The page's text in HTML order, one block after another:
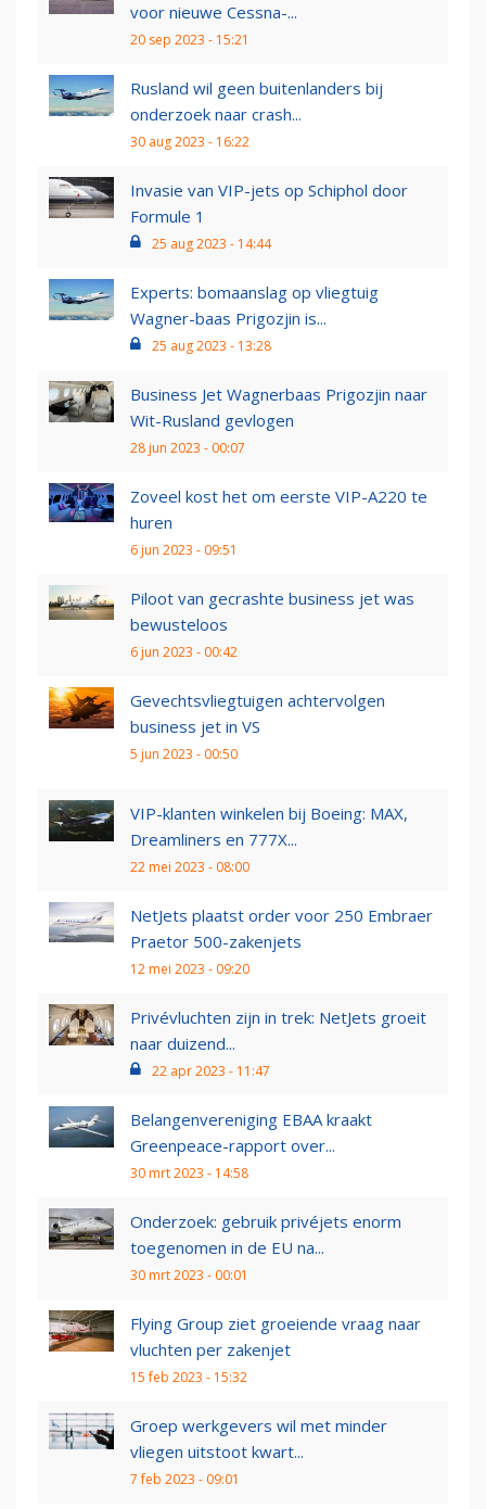
voor nieuwe Cessna-...
20 sep 2023 - 15:21
Rusland wil geen buitenlanders bij
onderzoek naar crash...
30 aug 2023 - 16:22
Invasie van VIP-jets op Schiphol door
Formule 1
25 aug 2023 - 14:44
Experts: bomaanslag op vliegtuig
Wagner-baas Prigozjin is...
25 aug 2023 - 13:28
Business Jet Wagnerbaas Prigozjin naar
Wit-Rusland gevlogen
28 jun 2023 - 00:07
Zoveel kost het om eerste VIP-A220 te
huren
6 jun 2023 - 09:51
Piloot van gecrashte business jet was
bewusteloos
6 jun 2023 - 00:42
Gevechtsvliegtuigen achtervolgen
business jet in VS
5 jun 2023 - 00:50
VIP-klanten winkelen bij Boeing: MAX,
Dreamliners en 777X...
22 mei 2023 - 08:00
NetJets plaatst order voor 250 Embraer
Praetor 500-zakenjets
12 mei 2023 - 09:20
Privévluchten zijn in trek: NetJets groeit
naar duizend...
22 apr 2023 - 11:47
Belangenvereniging EBAA kraakt
Greenpeace-rapport over...
30 mrt 2023 - 14:58
Onderzoek: gebruik privéjets enorm
toegenomen in de EU na...
30 mrt 2023 - 00:01
Flying Group ziet groeiende vraag naar
vluchten per zakenjet
15 feb 2023 - 15:32
Groep werkgevers wil met minder
vliegen uitstoot kwart...
7 feb 2023 - 09:01